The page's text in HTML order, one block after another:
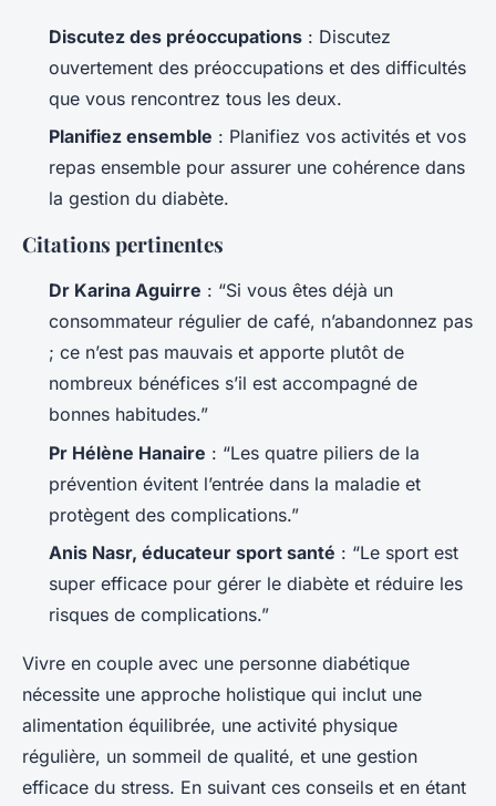
Discutez des préoccupations : Discutez
ouvertement des préoccupations et des difficultés
que vous rencontrez tous les deux.
Planifiez ensemble : Planifiez vos activités et vos
repas ensemble pour assurer une cohérence dans
la gestion du diabète.
Citations pertinentes
Dr Karina Aguirre : “Si vous êtes déjà un
consommateur régulier de café, n’abandonnez pas
; ce n’est pas mauvais et apporte plutôt de
nombreux bénéfices s’il est accompagné de
bonnes habitudes.”
Pr Hélène Hanaire : “Les quatre piliers de la
prévention évitent l’entrée dans la maladie et
protègent des complications.”
Anis Nasr, éducateur sport santé : “Le sport est
super efficace pour gérer le diabète et réduire les
risques de complications.”
Vivre en couple avec une personne diabétique
nécessite une approche holistique qui inclut une
alimentation équilibrée, une activité physique
régulière, un sommeil de qualité, et une gestion
efficace du stress. En suivant ces conseils et en étant